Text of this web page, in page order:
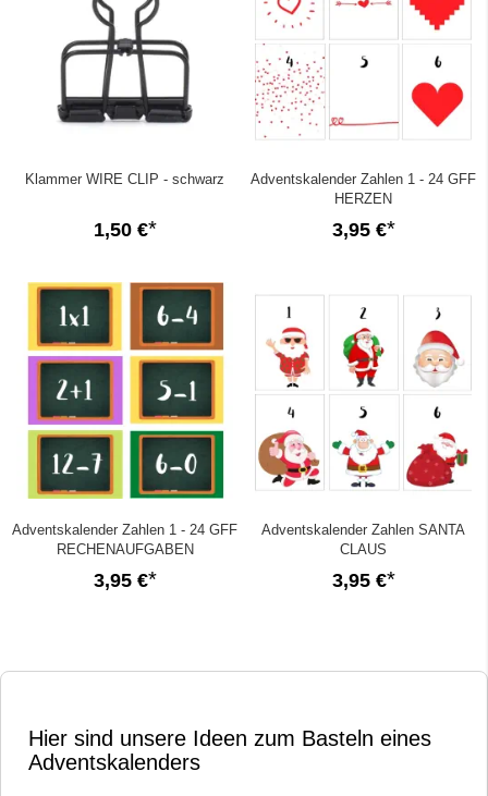
Klammer WIRE CLIP - schwarz
1,50 €
Adventskalender Zahlen 1 - 24 GFF
HERZEN
3,95 €
Adventskalender Zahlen 1 - 24 GFF
RECHENAUFGABEN
3,95 €
Adventskalender Zahlen SANTA
CLAUS
3,95 €
Hier sind unsere Ideen zum Basteln eines
Adventskalenders